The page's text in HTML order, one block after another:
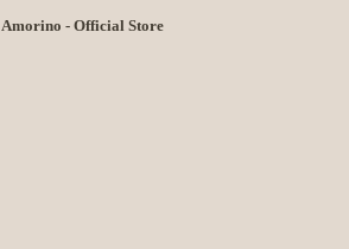
Amorino - Official Store